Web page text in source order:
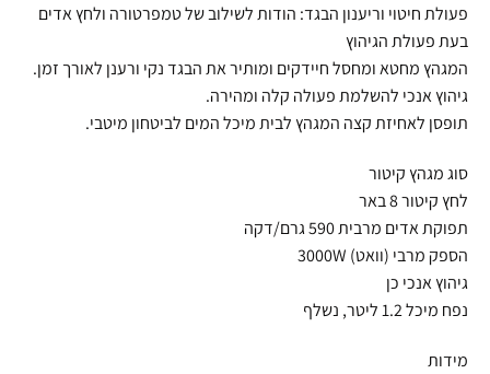
פעולת חיטוי וריענון הבגד: הודות לשילוב של טמפרטורה ולחץ אדים
בעת פעולת הגיהוץ
המגהץ מחטא ומחסל חיידקים ומותיר את הבגד נקי ורענן לאורך זמן.
גיהוץ אנכי להשלמת פעולה קלה ומהירה.
תופסן לאחיזת קצה המגהץ לבית מיכל המים לביטחון מיטבי.
סוג מגהץ קיטור
לחץ קיטור 8 באר
תפוקת אדים מרבית 590 גרם/דקה
הספק מרבי (וואט) 3000W
גיהוץ אנכי כן
נפח מיכל 1.2 ליטר, נשלף
מידות